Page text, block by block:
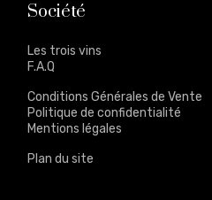
Société
Les trois vins
F.A.Q
Conditions Générales de Vente
Politique de confidentialité
Mentions légales
Plan du site